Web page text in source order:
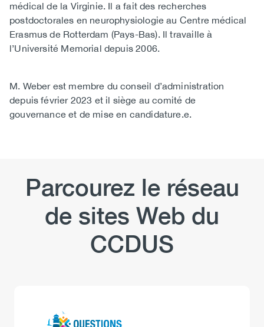
médical de la Virginie. Il a fait des recherches
postdoctorales en neurophysiologie au Centre médical
Erasmus de Rotterdam (Pays-Bas). Il travaille à
l’Université Memorial depuis 2006.
M. Weber est membre du conseil d’administration
depuis février 2023 et il siège au comité de
gouvernance et de mise en candidature.e.
Parcourez le réseau
de sites Web du
CCDUS